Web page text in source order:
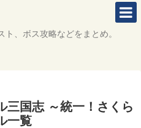
、ボス攻略などをまとめ。
三国志 ～統一！さくら
一覧